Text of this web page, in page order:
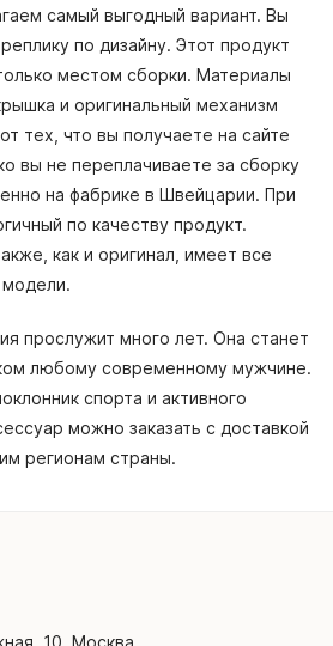
самый выгодный вариант. Вы
по дизайну. Этот продукт
местом сборки. Материалы
и оригинальный механизм
тех, что вы получаете на сайте
вы не переплачиваете за сборку
на фабрике в Швейцарии. При
по качеству продукт.
как и оригинал, имеет все
модели.
прослужит много лет. Она станет
любому современному мужчине.
спорта и активного
можно заказать с доставкой
регионам страны.
10, Москва